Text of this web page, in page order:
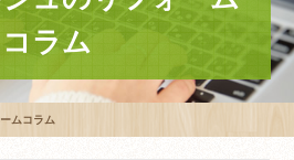
コラム
ムコラム